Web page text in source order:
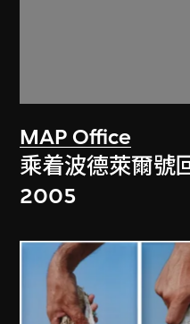
MAP Office
乘着波德萊爾號
2005